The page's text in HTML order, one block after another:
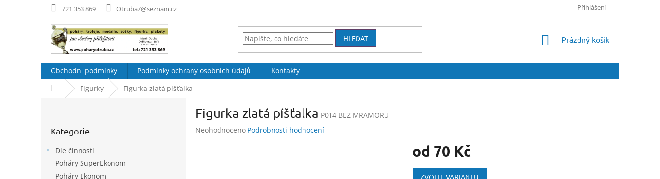
na
721 353 869 Otruba7@seznam.cz Přihlášení
HLEDAT
NÁKUPNÍ
Prázdný košík
Obchodní podmínky Podmínky ochrany osobních údajů
Kontakty
Domů Figurky Figurka zlatá píšťalka
kategorie
Kategorie
Dle činnosti
Poháry SuperEkonom
Poháry Ekonom
Figurka zlatá píšťalka P014 BEZ MRAMORU
Průměrné
Neohodnoceno Podrobnosti hodnocení
od 70 Kč
Měrná
cena:
ZVOLTE VARIANTU